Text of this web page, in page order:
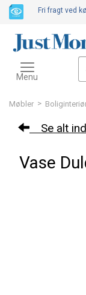
Møbler >
Se alt
Vase
Fri fragt ved
Toggle
navigation
Menu